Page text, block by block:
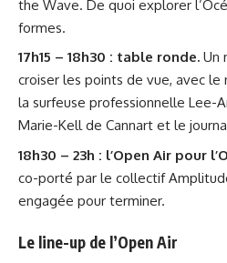
the Wave. De quoi explorer
formes.
17h15 – 18h30 : table ronde. Un
croiser les points de vue, avec le
la surfeuse professionnelle Lee-
Marie-Kell de Cannart et le
18h30 – 23h : l’Open Air pour
co-porté par le collectif
engagée pour terminer.
Le line-up de l’Open Air